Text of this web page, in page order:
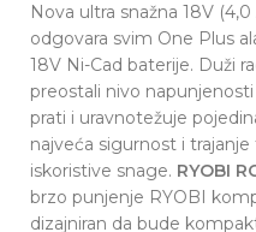
Nova ultra snažna 18V
odgovara svim One Plus
18V Ni-Cad baterije. Duži
preostali nivo
prati i uravnotežuje
najveća sigurnost i
iskoristive snage. RYOBI
brzo punjenje RYOBI
dizajniran da bude